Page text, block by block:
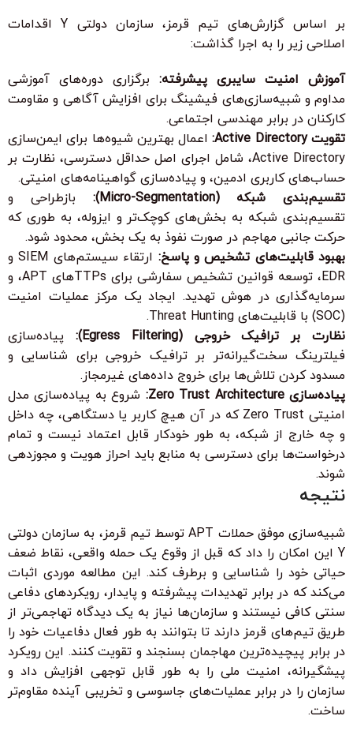
بر اساس گزارش‌های تیم قرمز، سازمان دولتی Y اقدامات
اصلاحی زیر را به اجرا گذاشت:
آموزش امنیت سایبری پیشرفته: برگزاری دوره‌های آموزشی
مداوم و شبیه‌سازی‌های فیشینگ برای افزایش آگاهی و مقاومت
کارکنان در برابر مهندسی اجتماعی.
تقویت Active Directory:
اعمال بهترین شیوه‌ها برای ایمن‌سازی
Active Directory، شامل اجرای اصل حداقل دسترسی، نظارت بر
حساب‌های کاربری ادمین، و پیاده‌سازی گواهینامه‌های امنیتی.
تقسیم‌بندی شبکه (Micro-Segmentation):
بازطراحی و
تقسیم‌بندی شبکه به بخش‌های کوچک‌تر و ایزوله، به طوری که
حرکت جانبی مهاجم در صورت نفوذ به یک بخش، محدود شود.
بهبود قابلیت‌های تشخیص و پاسخ:
ارتقاء سیستم‌های SIEM و
EDR، توسعه قوانین تشخیص سفارشی برای TTPsهای APT، و
سرمایه‌گذاری در هوش تهدید. ایجاد یک مرکز عملیات امنیت
(SOC) با قابلیت‌های Threat Hunting.
نظارت بر ترافیک خروجی (Egress Filtering):
پیاده‌سازی
فیلترینگ سخت‌گیرانه‌تر بر ترافیک خروجی برای شناسایی و
مسدود کردن تلاش‌ها برای خروج داده‌های غیرمجاز.
پیاده‌سازی Zero Trust Architecture:
شروع به پیاده‌سازی مدل
امنیتی Zero Trust که در آن هیچ کاربر یا دستگاهی، چه داخل
و چه خارج از شبکه، به طور خودکار قابل اعتماد نیست و تمام
درخواست‌ها برای دسترسی به منابع باید احراز هویت و مجوزدهی
شوند.
نتیجه
شبیه‌سازی موفق حملات APT توسط تیم قرمز، به سازمان دولتی
Y این امکان را داد که قبل از وقوع یک حمله واقعی، نقاط ضعف
حیاتی خود را شناسایی و برطرف کند. این مطالعه موردی اثبات
می‌کند که در برابر تهدیدات پیشرفته و پایدار، رویکردهای دفاعی
سنتی کافی نیستند و سازمان‌ها نیاز به یک دیدگاه تهاجمی‌تر از
طریق تیم‌های قرمز دارند تا بتوانند به طور فعال دفاعیات خود را
در برابر پیچیده‌ترین مهاجمان بسنجند و تقویت کنند. این رویکرد
پیشگیرانه، امنیت ملی را به طور قابل توجهی افزایش داد و
سازمان را در برابر عملیات‌های جاسوسی و تخریبی آینده مقاوم‌تر
ساخت.